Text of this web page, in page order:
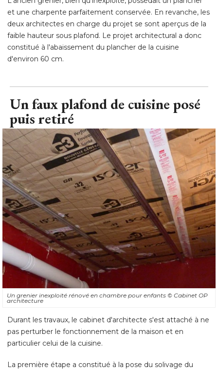
et une charpente parfaitement conservée. En revanche, les
deux architectes en charge du projet se sont aperçus de la
faible hauteur sous plafond. Le projet architectural a donc
constitué à l'abaissement du plancher de la cuisine
d'environ 60 cm.
Un faux plafond de cuisine posé
puis retiré
Un grenier inexploité rénové en chambre pour enfants © Cabinet OP
architecture
Durant les travaux, le cabinet d'architecte s'est attaché à ne
pas perturber le fonctionnement de la maison et en
particulier celui de la cuisine.
La première étape a constitué à la pose du solivage du